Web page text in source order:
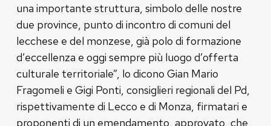
una importante struttura, simbolo delle nostre
due province, punto di incontro di comuni del
lecchese e del monzese, già polo di formazione
d’eccellenza e oggi sempre più luogo d’offerta
culturale territoriale”, lo dicono Gian Mario
Fragomeli e Gigi Ponti, consiglieri regionali del Pd,
rispettivamente di Lecco e di Monza, firmatari e
proponenti di un emendamento, approvato, che